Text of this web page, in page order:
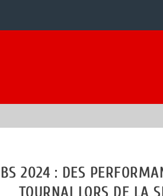
2024 : DES
TOURNAI LORS DE LA